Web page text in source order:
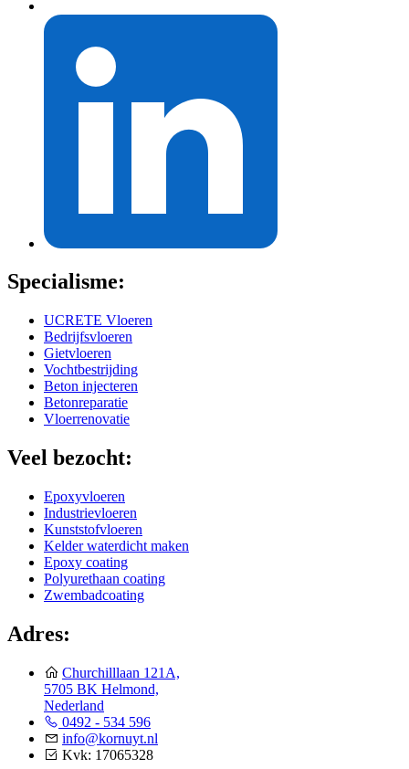
Specialisme:
UCRETE Vloeren
Bedrijfsvloeren
Gietvloeren
Vochtbestrijding
Beton injecteren
Betonreparatie
Vloerrenovatie
Veel bezocht:
Epoxyvloeren
Industrievloeren
Kunststofvloeren
Kelder waterdicht maken
Epoxy coating
Polyurethaan coating
Zwembadcoating
Adres:
Churchilllaan 121A,
5705 BK Helmond,
Nederland
0492 - 534 596
info@kornuyt.nl
Kvk: 17065328